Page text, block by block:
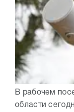
В рабочем
области